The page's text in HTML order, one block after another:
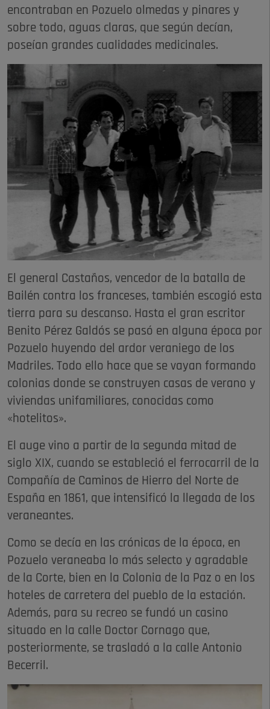
encontraban en Pozuelo olmedas y pinares y
sobre todo, aguas claras, que según decían,
poseían grandes cualidades medicinales.
El general Castaños, vencedor de la batalla de
Bailén contra los franceses, también escogió esta
tierra para su descanso. Hasta el gran escritor
Benito Pérez Galdós se pasó en alguna época por
Pozuelo huyendo del ardor veraniego de los
Madriles. Todo ello hace que se vayan formando
colonias donde se construyen casas de verano y
viviendas unifamiliares, conocidas como
«hotelitos».
El auge vino a partir de la segunda mitad de
siglo XIX, cuando se estableció el ferrocarril de la
Compañía de Caminos de Hierro del Norte de
España en 1861, que intensificó la llegada de los
veraneantes.
Como se decía en las crónicas de la época, en
Pozuelo veraneaba lo más selecto y agradable
de la Corte, bien en la Colonia de la Paz o en los
hoteles de carretera del pueblo de la estación.
Además, para su recreo se fundó un casino
situado en la calle Doctor Cornago que,
posteriormente, se trasladó a la calle Antonio
Becerril.